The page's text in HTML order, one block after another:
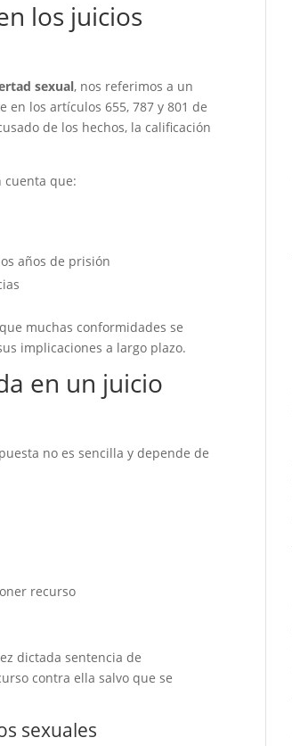
los juicios
sexual, nos referimos a un
los artículos 655, 787 y 801 de
de los hechos, la calificación
cuenta que:
años de prisión
muchas conformidades se
implicaciones a largo plazo.
en un juicio
no es sencilla y depende de
recurso
dictada sentencia de
contra ella salvo que se
sexuales